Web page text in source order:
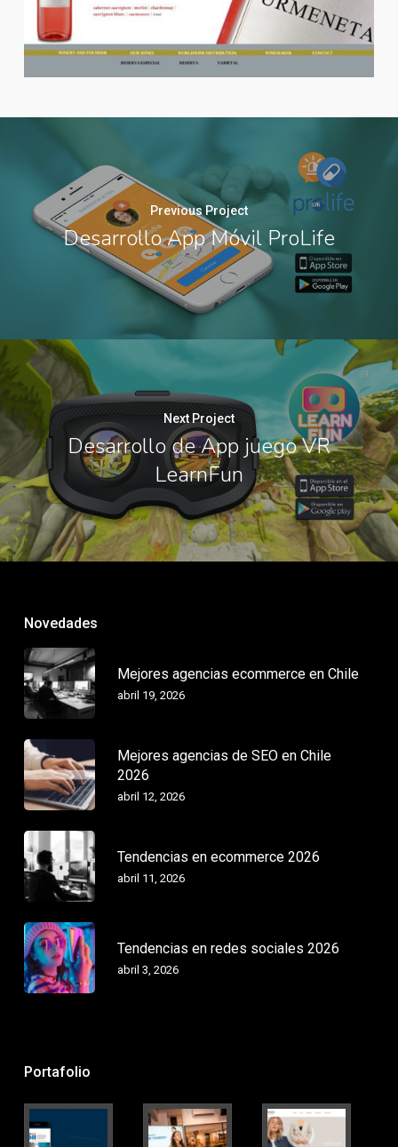
Previous Project
Desarrollo App Móvil ProLife
Next Project
Desarrollo de App juego VR
LearnFun
Novedades
Mejores agencias ecommerce en Chile
abril 19, 2026
Mejores agencias de SEO en Chile
2026
abril 12, 2026
Tendencias en ecommerce 2026
abril 11, 2026
Tendencias en redes sociales 2026
abril 3, 2026
Portafolio